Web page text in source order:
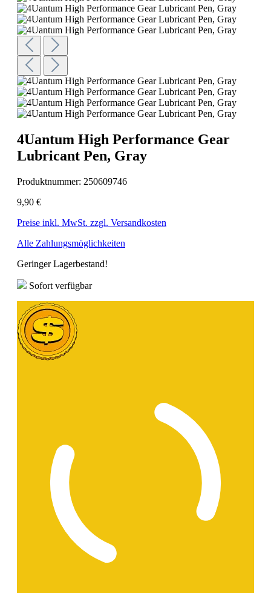
4Uantum High Performance Gear
Lubricant Pen, Gray
Produktnummer: 250609746
9,90 €
Preise inkl. MwSt. zzgl. Versandkosten
Alle Zahlungsmöglichkeiten
Geringer Lagerbestand!
Sofort verfügbar